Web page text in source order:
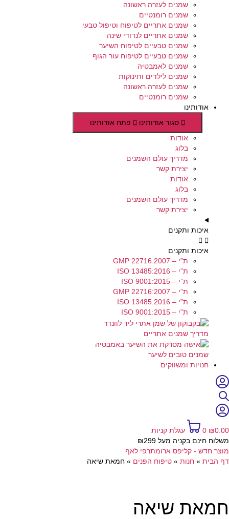
שמנים לעזרה ראשונה
שמנים רומנטיים
שמנים אתריים לטיפוח וטיפול טבעי
שמנים אתריים לנדודי שינה
שמנים טבעיים לטיפוח השיער
שמנים טבעיים לטיפוח עור הגוף
שמנים לאמבטיה
שמנים לילדים ותינוקות
שמנים לעזרה ראשונה
שמנים רומנטיים
אודותינו
סגור אודותינו
פתח אודותינו
אודות
בלוג
מדריך עולם השמנים
יצירת קשר
אודות
בלוג
מדריך עולם השמנים
יצירת קשר
איכות ותקנים
איכות ותקנים
ת”י – GMP 22716:2007
ת”י – ISO 13485:2016
ת”י – ISO 9001:2015
ת”י – GMP 22716:2007
ת”י – ISO 13485:2016
ת”י – ISO 9001:2015
מדריך שמנים אתריים
שמנים טובים לשיער
חנויות ומשווקים
₪0.00
0
עגלת קניות
משלוח חינם בקניה מעל ₪299
מוצר חדש - קליפס ארומתרפי לאף
דף הבית » חנות » טיפוח הפנים » חמאת שיאה
חמאת שיאה